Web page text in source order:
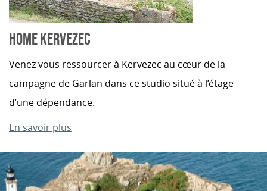
HOME KERVEZEC
Venez vous ressourcer à Kervezec au cœur de la
campagne de Garlan dans ce studio situé à l’étage
d’une dépendance.
En savoir plus